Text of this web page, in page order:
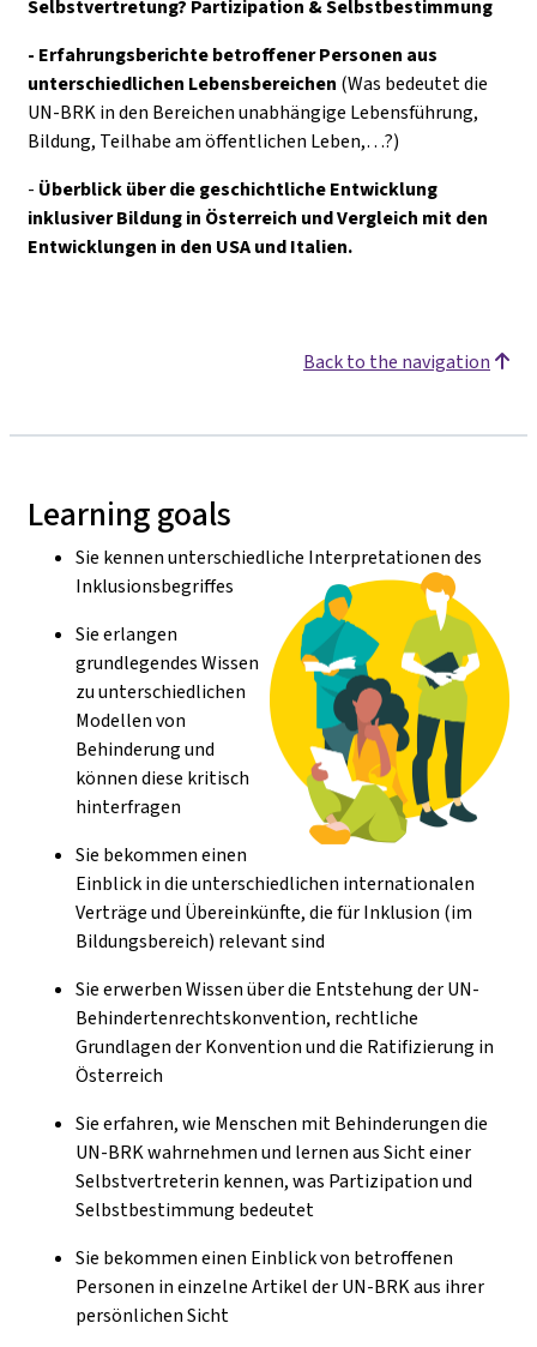
Selbstvertretung? Partizipation & Selbstbestimmung
- Erfahrungsberichte betroffener Personen aus
unterschiedlichen Lebensbereichen (Was bedeutet die
UN-BRK in den Bereichen unabhängige Lebensführung,
Bildung, Teilhabe am öffentlichen Leben,…?)
- Überblick über die geschichtliche Entwicklung
inklusiver Bildung in Österreich und Vergleich mit den
Entwicklungen in den USA und Italien.
Back to the navigation
Learning goals
Sie kennen unterschiedliche Interpretationen des
Inklusionsbegriffes
Sie erlangen
grundlegendes Wissen
zu unterschiedlichen
Modellen von
Behinderung und
können diese kritisch
hinterfragen
Sie bekommen einen
Einblick in die unterschiedlichen internationalen
Verträge und Übereinkünfte, die für Inklusion (im
Bildungsbereich) relevant sind
Sie erwerben Wissen über die Entstehung der UN-
Behindertenrechtskonvention, rechtliche
Grundlagen der Konvention und die Ratifizierung in
Österreich
Sie erfahren, wie Menschen mit Behinderungen die
UN-BRK wahrnehmen und lernen aus Sicht einer
Selbstvertreterin kennen, was Partizipation und
Selbstbestimmung bedeutet
Sie bekommen einen Einblick von betroffenen
Personen in einzelne Artikel der UN-BRK aus ihrer
persönlichen Sicht